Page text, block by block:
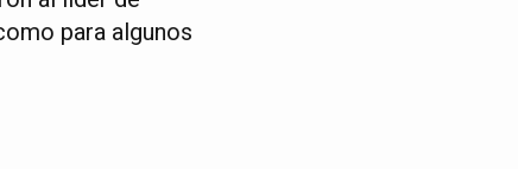
para algunos